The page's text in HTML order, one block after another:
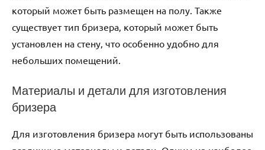
который может быть размещен на полу. Также
существует тип бризера‚ который может быть
установлен на стену‚ что особенно удобно для
небольших помещений.
Материалы и детали для изготовления
бризера
Для изготовления бризера могут быть использованы